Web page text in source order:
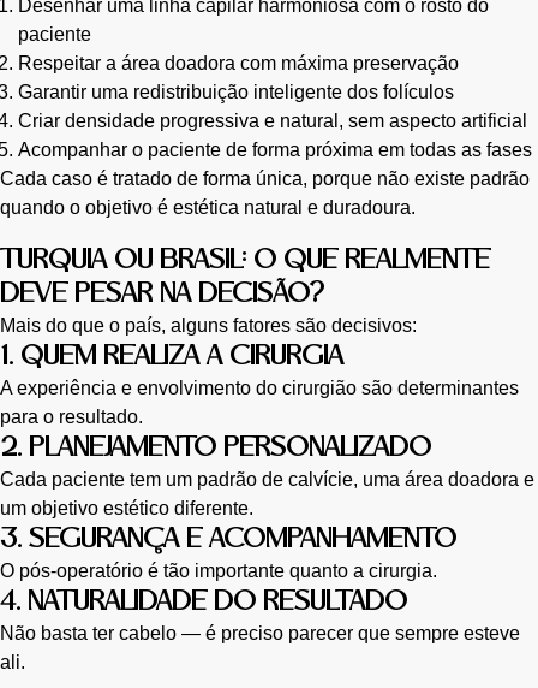
Desenhar uma linha capilar harmoniosa com o rosto do
paciente
Respeitar a área doadora com máxima preservação
Garantir uma redistribuição inteligente dos folículos
Criar densidade progressiva e natural, sem aspecto artificial
Acompanhar o paciente de forma próxima em todas as fases
Cada caso é tratado de forma única, porque não existe padrão
quando o objetivo é estética natural e duradoura.
TURQUIA OU BRASIL: O QUE REALMENTE
DEVE PESAR NA DECISÃO?
Mais do que o país, alguns fatores são decisivos:
1. QUEM REALIZA A CIRURGIA
A experiência e envolvimento do cirurgião são determinantes
para o resultado.
2. PLANEJAMENTO PERSONALIZADO
Cada paciente tem um padrão de calvície, uma área doadora e
um objetivo estético diferente.
3. SEGURANÇA E ACOMPANHAMENTO
O pós-operatório é tão importante quanto a cirurgia.
4. NATURALIDADE DO RESULTADO
Não basta ter cabelo — é preciso parecer que sempre esteve
ali.